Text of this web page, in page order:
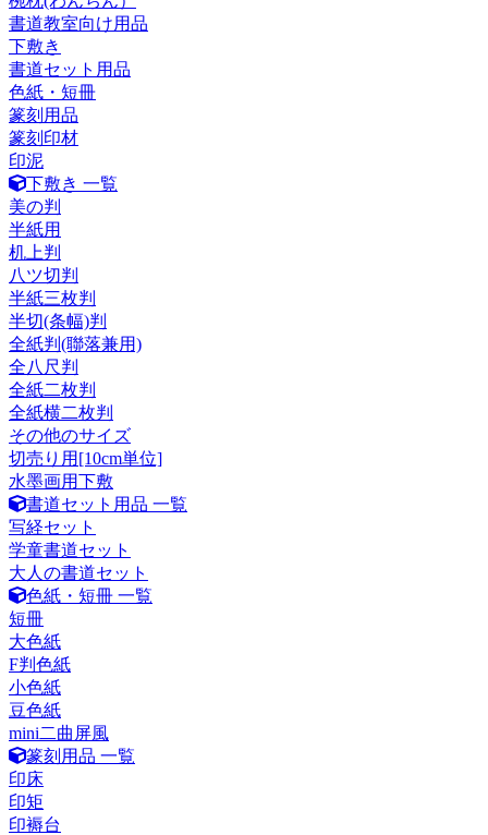
書道教室向け用品
下敷き
書道セット用品
色紙・短冊
篆刻用品
篆刻印材
印泥
下敷き 一覧
美の判
半紙用
机上判
八ツ切判
半紙三枚判
半切(条幅)判
全紙判(聯落兼用)
全八尺判
全紙二枚判
全紙横二枚判
その他のサイズ
切売り用[10cm単位]
水墨画用下敷
書道セット用品 一覧
写経セット
学童書道セット
大人の書道セット
色紙・短冊 一覧
短冊
大色紙
F判色紙
小色紙
豆色紙
mini二曲屏風
篆刻用品 一覧
印床
印矩
印褥台